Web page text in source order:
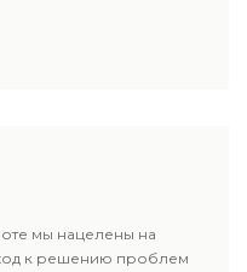
мы нацелены на
к решению проблем